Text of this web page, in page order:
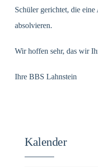
Schüler gerichtet, die
absolvieren.
Wir hoffen sehr, das wir
Ihre BBS Lahnstein
Kalender